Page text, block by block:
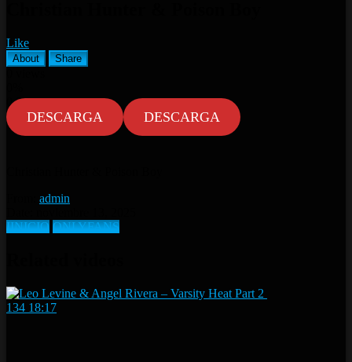
Like
About Share
0 0
DESCARGA DESCARGA
admin
IINICIO ONLYFANS
134 18:17